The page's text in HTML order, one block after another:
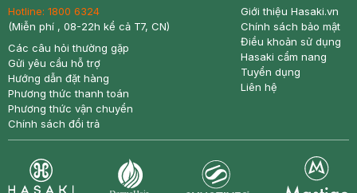
Hotline: 1800 6324
(Miễn phí , 08-22h kể cả T7, CN)
Các câu hỏi thường gặp
Gửi yêu cầu hỗ trợ
Hướng dẫn đặt hàng
Phương thức thanh toán
Phương thức vận chuyển
Chính sách đổi trả
Giới thiệu Hasaki.vn
Chính sách bảo mật
Điều khoản sử dụng
Hasaki cẩm nang
Tuyển dụng
Liên hệ